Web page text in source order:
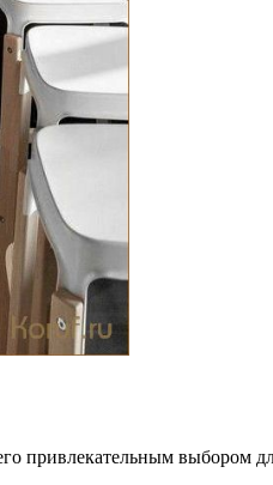
привлекательным выбором